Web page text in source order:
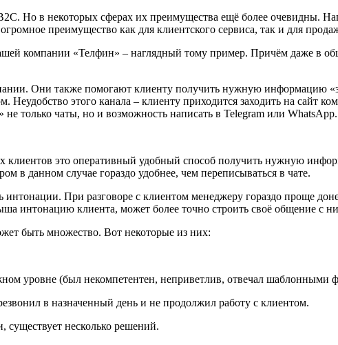
Но в некоторых сферах их преимущества ещё более очевидны.
преимущество как для клиентского сервиса, так и для
компании «Телфин» – наглядный тому пример. Причём даже в
Они также помогают клиенту получить нужную информацию
Неудобство этого канала – клиенту приходится заходить на сайт
только чаты, но и возможность написать в Telegram или WhatsApp.
это оперативный удобный способ получить нужную
в данном случае гораздо удобнее, чем переписываться в чате.
При разговоре с клиентом менеджеру гораздо проще
интонацию клиента, может более точно строить своё общение с
быть множество. Вот некоторые из них:
уровне (был некомпетентен, неприветлив, отвечал шаблонными
в назначенный день и не продолжил работу с клиентом.
существует несколько решений.